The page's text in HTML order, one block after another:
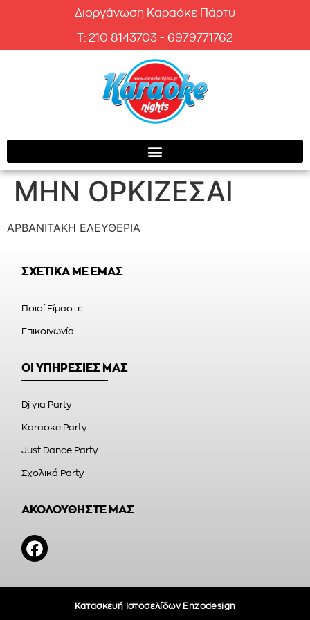
Διοργάνωση Καραόκε Πάρτυ
T: 210 8143703 - 6979771762
ΜΗΝ ΟΡΚΙΖΕΣΑΙ
ΑΡΒΑΝΙΤΑΚΗ ΕΛΕΥΘΕΡΙΑ
ΣΧΕΤΙΚΑ ΜΕ ΕΜΑΣ
Ποιοί Είμαστε
Επικοινωνία
ΟΙ ΥΠΗΡΕΣΙΕΣ ΜΑΣ
Dj για Party
Karaoke Party
Just Dance Party
Σχολικά Party
ΑΚΟΛΟΥΘΗΣΤΕ ΜΑΣ
Κατασκευή Ιστοσελίδων Enzodesign